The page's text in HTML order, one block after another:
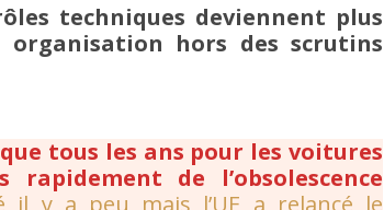
techniques deviennent plus
organisation hors des scrutins
tous les ans pour les voitures
de l’obsolescence
il y a peu mais l’UE a relancé le